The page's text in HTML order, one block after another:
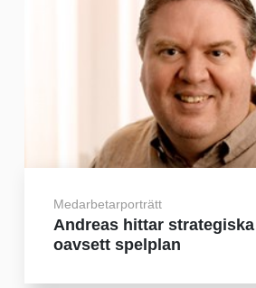
Medarbetarporträtt
Andreas hittar
oavsett spelplan